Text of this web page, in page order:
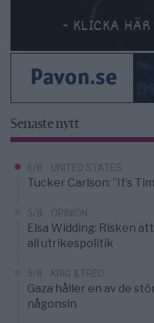
Senaste nytt
6/8 UNITED STATES
Tucker Carlson: ”It’s
5/8 OPINION
Elsa Widding: Risken
all utrikespolitik
5/8 KRIG & FRED
Gaza håller en av de
någonsin